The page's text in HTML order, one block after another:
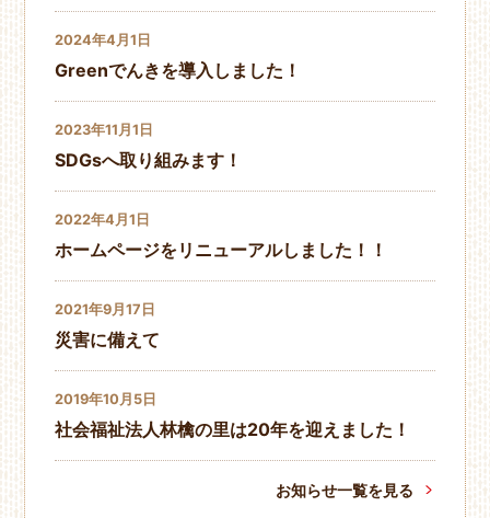
2024年4月1日
Greenでんきを導入しました！
2023年11月1日
SDGsへ取り組みます！
2022年4月1日
ホームページをリニューアルしました！！
2021年9月17日
災害に備えて
2019年10月5日
社会福祉法人林檎の里は20年を迎えました！
お知らせ一覧を見る